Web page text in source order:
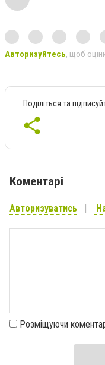
Авторизуйтесь, щоб
Поділіться та
Коментарі
Авторизуватись
Розміщуючи